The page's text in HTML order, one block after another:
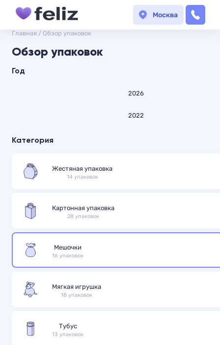
Москва
Главная / Обзор упаковок
Обзор упаковок
Год
2026
2022
Категория
Жестяная упаковка
14 упаковок
Картонная упаковка
28 упаковок
Мешочки
16 упаковок
Мягкая игрушка
18 упаковок
Тубус
13 упаковок